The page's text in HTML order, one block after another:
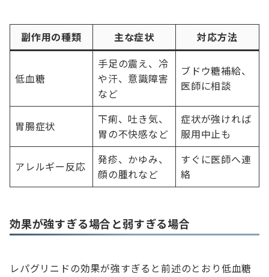
副作用の種類 主な症状 対応方法
低血糖
手足の震え、冷
や汗、意識障害
など
ブドウ糖補給、
医師に相談
胃腸症状
下痢、吐き気、
胃の不快感など
症状が強ければ
服用中止も
アレルギー反応
発疹、かゆみ、
顔の腫れなど
すぐに医師へ連
絡
効果が強すぎる場合と弱すぎる場合
レパグリニドの効果が強すぎると前述のとおり低血糖